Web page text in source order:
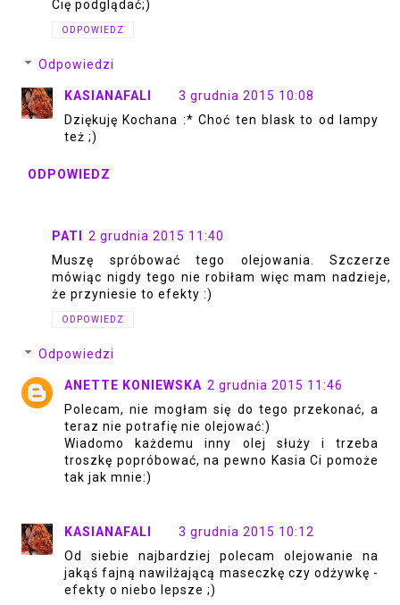
Cię podglądać;)
ODPOWIEDZ
Odpowiedzi
KASIANAFALI
3 grudnia 2015 10:08
Dziękuję Kochana :* Choć ten blask to od lampy
też ;)
ODPOWIEDZ
PATI
2 grudnia 2015 11:40
Muszę spróbować tego olejowania. Szczerze
mówiąc nigdy tego nie robiłam więc mam nadzieje,
że przyniesie to efekty :)
ODPOWIEDZ
Odpowiedzi
ANETTE KONIEWSKA 2 grudnia 2015 11:46
Polecam, nie mogłam się do tego przekonać, a
teraz nie potrafię nie olejować:)
Wiadomo każdemu inny olej służy i trzeba
troszkę popróbować, na pewno Kasia Ci pomoże
tak jak mnie:)
KASIANAFALI
3 grudnia 2015 10:12
Od siebie najbardziej polecam olejowanie na
jakąś fajną nawilżającą maseczkę czy odżywkę -
efekty o niebo lepsze ;)